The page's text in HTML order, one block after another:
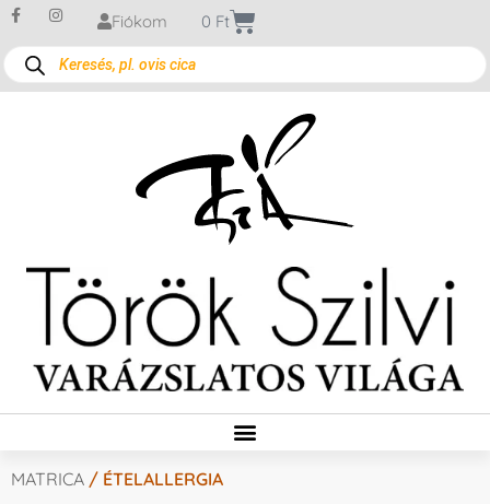
Fiókom 0 Ft
MATRICA / ÉTELALLERGIA